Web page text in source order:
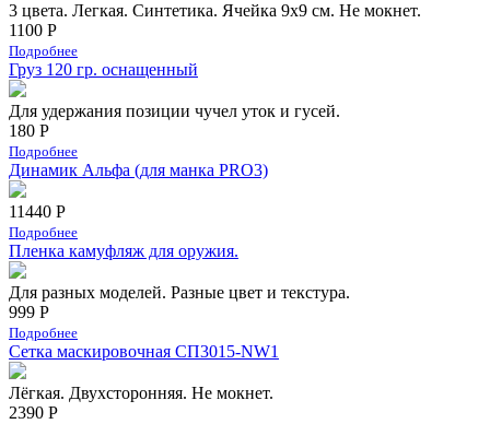
3 цвета. Легкая. Синтетика. Ячейка 9х9 см. Не мокнет.
1100 Р
Подробнее
Груз 120 гр. оснащенный
Для удержания позиции чучел уток и гусей.
180 Р
Подробнее
Динамик Альфа (для манка PRO3)
11440 Р
Подробнее
Пленка камуфляж для оружия.
Для разных моделей. Разные цвет и текстура.
999 Р
Подробнее
Сетка маскировочная СП3015-NW1
Лёгкая. Двухсторонняя. Не мокнет.
2390 Р